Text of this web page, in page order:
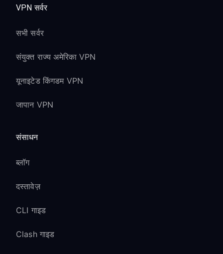
VPN सर्वर
सभी सर्वर
संयुक्त राज्य अमेरिका VPN
यूनाइटेड किंगडम VPN
जापान VPN
संसाधन
ब्लॉग
दस्तावेज़
CLI गाइड
Clash गाइड